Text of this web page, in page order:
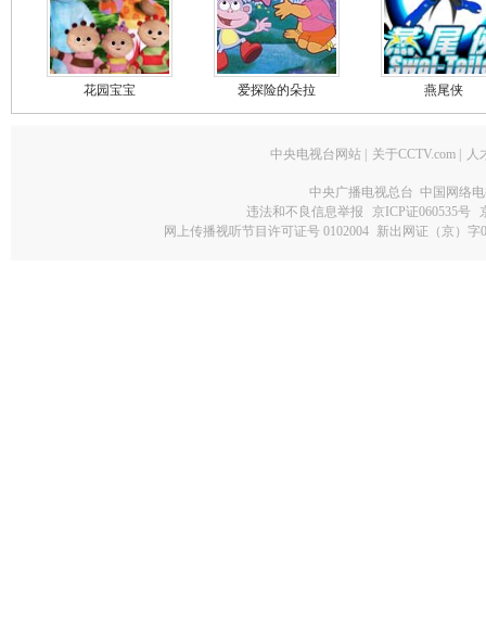
花园宝宝 爱探险的朵拉 燕尾侠
中央电视台网站 关于CCTV.com 人
中央广播电视总台 中国网络
违法和不良信息举报
京ICP证060535号
网上传播视听节目许可证号 0102004 新出网证（京）